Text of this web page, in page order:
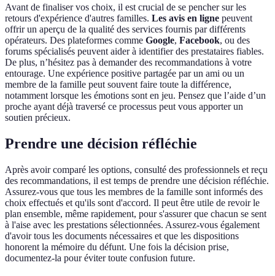
Avant de finaliser vos choix, il est crucial de se pencher sur les
retours d'expérience d'autres familles. Les avis en ligne peuvent
offrir un aperçu de la qualité des services fournis par différents
opérateurs. Des plateformes comme Google, Facebook, ou des
forums spécialisés peuvent aider à identifier des prestataires fiables.
De plus, n’hésitez pas à demander des recommandations à votre
entourage. Une expérience positive partagée par un ami ou un
membre de la famille peut souvent faire toute la différence,
notamment lorsque les émotions sont en jeu. Pensez que l’aide d’un
proche ayant déjà traversé ce processus peut vous apporter un
soutien précieux.
Prendre une décision réfléchie
Après avoir comparé les options, consulté des professionnels et reçu
des recommandations, il est temps de prendre une décision réfléchie.
Assurez-vous que tous les membres de la famille sont informés des
choix effectués et qu'ils sont d'accord. Il peut être utile de revoir le
plan ensemble, même rapidement, pour s'assurer que chacun se sent
à l'aise avec les prestations sélectionnées. Assurez-vous également
d'avoir tous les documents nécessaires et que les dispositions
honorent la mémoire du défunt. Une fois la décision prise,
documentez-la pour éviter toute confusion future.